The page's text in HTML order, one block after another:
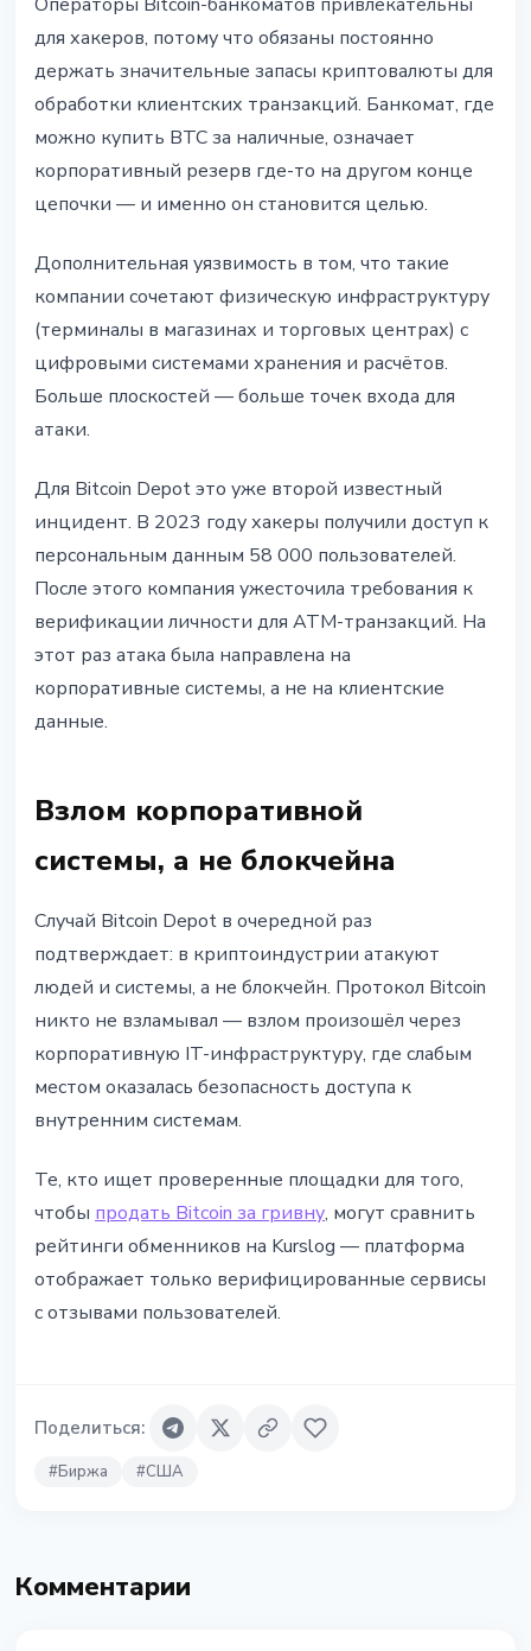
для хакеров, потому что обязаны постоянно
держать значительные запасы криптовалюты для
обработки клиентских транзакций. Банкомат, где
можно купить BTC за наличные, означает
корпоративный резерв где-то на другом конце
цепочки — и именно он становится целью.
Дополнительная уязвимость в том, что такие
компании сочетают физическую инфраструктуру
(терминалы в магазинах и торговых центрах) с
цифровыми системами хранения и расчётов.
Больше плоскостей — больше точек входа для
атаки.
Для Bitcoin Depot это уже второй известный
инцидент. В 2023 году хакеры получили доступ к
персональным данным 58 000 пользователей.
После этого компания ужесточила требования к
верификации личности для ATM-транзакций. На
этот раз атака была направлена на
корпоративные системы, а не на клиентские
данные.
Взлом корпоративной
системы, а не блокчейна
Случай Bitcoin Depot в очередной раз
подтверждает: в криптоиндустрии атакуют
людей и системы, а не блокчейн. Протокол Bitcoin
никто не взламывал — взлом произошёл через
корпоративную IT-инфраструктуру, где слабым
местом оказалась безопасность доступа к
внутренним системам.
Те, кто ищет проверенные площадки для того,
чтобы продать Bitcoin за гривну, могут сравнить
рейтинги обменников на Kurslog — платформа
отображает только верифицированные сервисы
с отзывами пользователей.
Поделиться:
#Биржа #США
Комментарии